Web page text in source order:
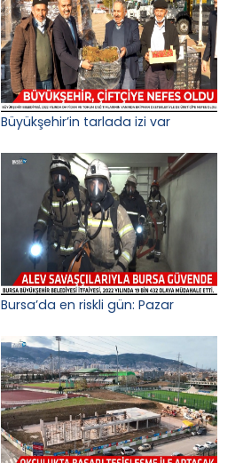
Büyükşehir’in tarlada izi var
Bursa’da en riskli gün: Pazar